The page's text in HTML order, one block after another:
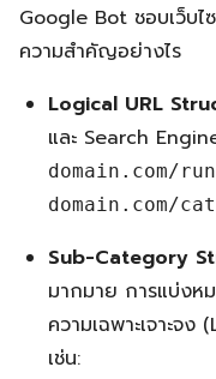
Google Bot ชอบเว็บไ
ความสำคัญอย่างไร
Logical URL
และ Search
domain.com/
domain.com/
Sub-Category
มากมาย การแบ่งห
ความเฉพาะเจาะจ
เช่น: